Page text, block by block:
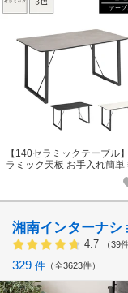
【140セラミックテーブル
ラミック天板 お手入れ簡単
湘南インターナシ
4.7 （39
329 件 全3623件